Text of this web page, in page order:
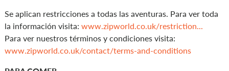
Se aplican restricciones a todas las aventuras. Para ver toda
la información visita: www.zipworld.co.uk/restriction...
Para ver nuestros términos y condiciones visita:
www.zipworld.co.uk/contact/terms-and-conditions